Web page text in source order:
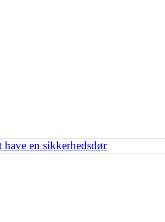
have en sikkerhedsdør